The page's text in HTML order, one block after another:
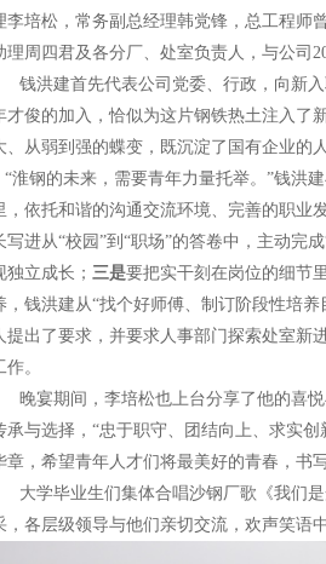
李培松，常务副总经理韩党锋，总工程师
理周四君及各分厂、处室负责人，与公司
钱洪建首先代表公司党委、行政，向新入
才俊的加入，恰似为这片钢铁热土注入了
、从弱到强的蝶变，既沉淀了国有企业的
“淮钢的未来，需要青年力量托举。”钱洪
，依托和谐的沟通交流环境、完善的职业
写进从“校园”到“职场”的答卷中，主动完
独立成长； 三是要把实干刻在岗位的细节
，钱洪建从“找个好师傅、制订阶段性培
提出了要求，并要求人事部门探索处室新
作。
晚宴期间，李培松也上台分享了他的喜悦
承与选择，“忠于职守、团结向上、求实
章，希望青年人才们将最美好的青春，书
大学毕业生们集体合唱沙钢厂歌《我们是
，各层级领导与他们亲切交流，欢声笑语